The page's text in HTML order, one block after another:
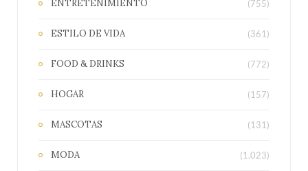
ENTRETENIMIENTO (755)
ESTILO DE VIDA (361)
FOOD & DRINKS (772)
HOGAR (157)
MASCOTAS (131)
MODA (1.023)